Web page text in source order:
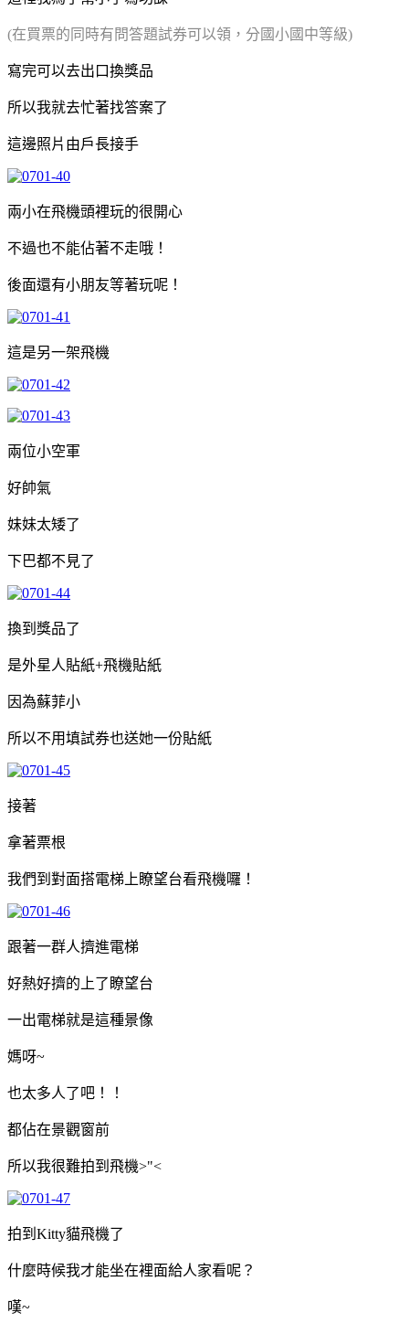
(在買票的同時有問答題試券可以領，分國小國中等級)
寫完可以去出口換獎品
所以我就去忙著找答案了
這邊照片由戶長接手
兩小在飛機頭裡玩的很開心
不過也不能佔著不走哦！
後面還有小朋友等著玩呢！
這是另一架飛機
兩位小空軍
好帥氣
妹妹太矮了
下巴都不見了
換到獎品了
是外星人貼紙+飛機貼紙
因為蘇菲小
所以不用填試券也送她一份貼紙
接著
拿著票根
我們到對面搭電梯上瞭望台看飛機囉！
跟著一群人擠進電梯
好熱好擠的上了瞭望台
一出電梯就是這種景像
媽呀~
也太多人了吧！！
都佔在景觀窗前
所以我很難拍到飛機>"<
拍到Kitty貓飛機了
什麼時候我才能坐在裡面給人家看呢？
嘆~